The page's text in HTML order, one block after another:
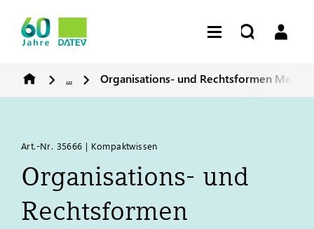
... Organisations- und Rechtsformen
Art.-Nr. 35666 | Kompaktwissen
Organisations- und
Rechtsformen